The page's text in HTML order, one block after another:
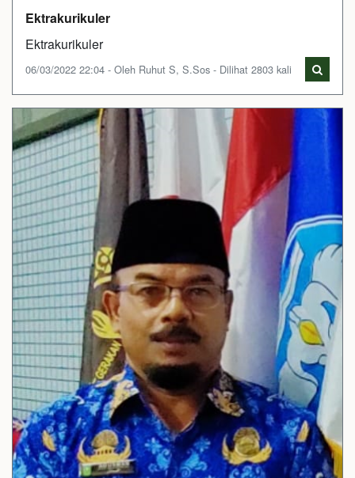
Ektrakurikuler
Ektrakurikuler
06/03/2022 22:04 - Oleh Ruhut S, S.Sos - Dilihat 2803 kali